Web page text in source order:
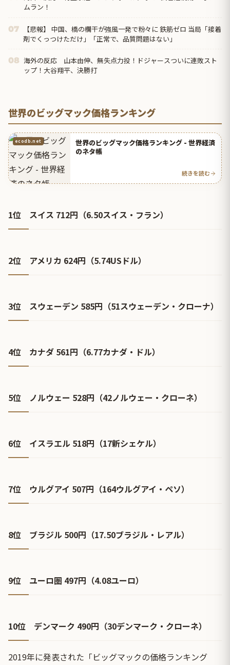
ムラン！
07
【悲報】 中国、橋の欄干が強風一発で粉々に 鉄筋ゼロ 当局「接着
剤でくっつけただけ」「正常で、品質問題はない」
08 海外の反応 山本由伸、無失点力投！ドジャースついに連敗スト
ップ！大谷翔平、決勝打
世界のビッグマック価格ランキング
ecodb.net
世界のビッグマック価格ランキング - 世界経済
のネタ帳
続きを読む
1位 スイス 712円（6.50スイス・フラン）
2位 アメリカ 624円（5.74USドル）
3位 スウェーデン 585円（51スウェーデン・クローナ）
4位 カナダ 561円（6.77カナダ・ドル）
5位 ノルウェー 528円（42ノルウェー・クローネ）
6位 イスラエル 518円（17新シェケル）
7位 ウルグアイ 507円（164ウルグアイ・ペソ）
8位 ブラジル 500円（17.50ブラジル・レアル）
9位 ユーロ圏 497円（4.08ユーロ）
10位 デンマーク 490円（30デンマーク・クローネ）
2019年に発表された「ビッグマックの価格ランキング